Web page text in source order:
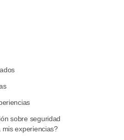
sobre seguridad
mis experiencias?